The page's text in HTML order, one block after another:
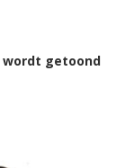
wordt getoond